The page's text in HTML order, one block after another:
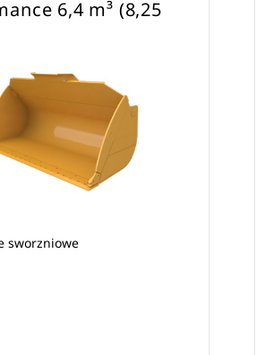
6,4 m³ (8,25
sworzniowe